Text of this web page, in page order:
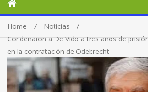
Home
Noticias
Condenaron a De Vido a tres años de
en la contratación de Odebrecht